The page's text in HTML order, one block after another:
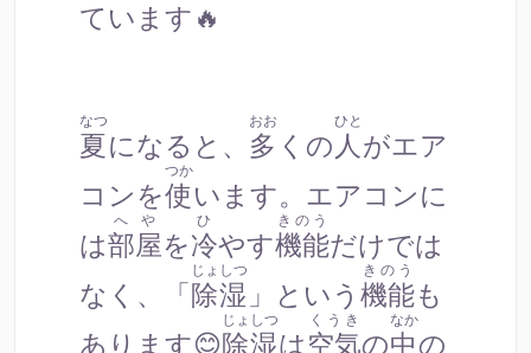
ています🔥
夏
なつ
になると、 多
おお
くの 人
ひと
がエア
コンを使
つか
います。エアコンに
は部屋
へや
を冷
ひ
やす機能
きのう
だけでは
なく、「 除湿
じょしつ
」という 機能
きのう
も
あります😊除湿
じょしつ
は空気
くうき
の中
なか
の